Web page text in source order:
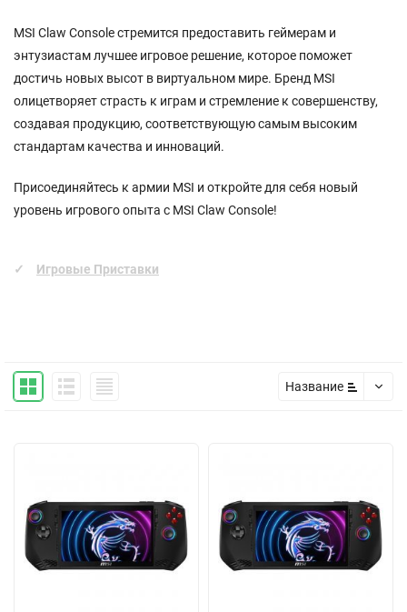
MSI Claw Console стремится предоставить геймерам и
энтузиастам лучшее игровое решение, которое поможет
достичь новых высот в виртуальном мире. Бренд MSI
олицетворяет страсть к играм и стремление к совершенству,
создавая продукцию, соответствующую самым высоким
стандартам качества и инноваций.
Присоединяйтесь к армии MSI и откройте для себя новый
уровень игрового опыта с MSI Claw Console!
Игровые Приставки
Название